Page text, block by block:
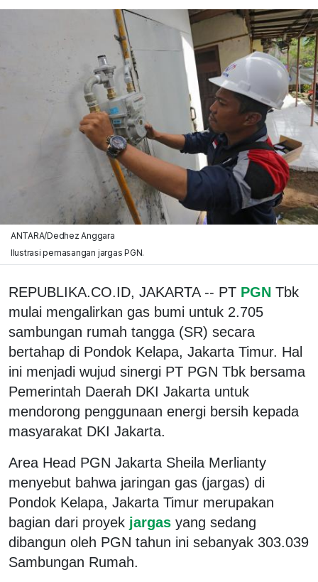
ANTARA/Dedhez Anggara
Ilustrasi pemasangan jargas PGN.
REPUBLIKA.CO.ID, JAKARTA -- PT PGN Tbk
mulai mengalirkan gas bumi untuk 2.705
sambungan rumah tangga (SR) secara
bertahap di Pondok Kelapa, Jakarta Timur. Hal
ini menjadi wujud sinergi PT PGN Tbk bersama
Pemerintah Daerah DKI Jakarta untuk
mendorong penggunaan energi bersih kepada
masyarakat DKI Jakarta.
Area Head PGN Jakarta Sheila Merlianty
menyebut bahwa jaringan gas (jargas) di
Pondok Kelapa, Jakarta Timur merupakan
bagian dari proyek jargas yang sedang
dibangun oleh PGN tahun ini sebanyak 303.039
Sambungan Rumah.